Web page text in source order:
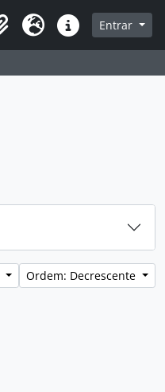
Idioma Atalhos Entrar
Ordem: Decrescente